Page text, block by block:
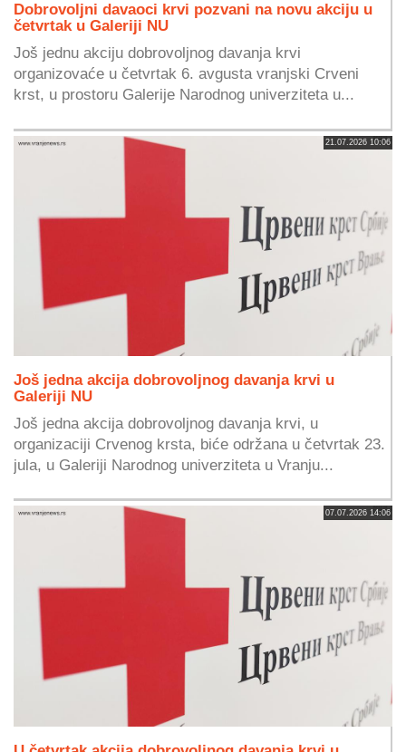
Dobrovoljni davaoci krvi pozvani na novu akciju u
četvrtak u Galeriji NU
Još jednu akciju dobrovoljnog davanja krvi
organizovaće u četvrtak 6. avgusta vranjski Crveni
krst, u prostoru Galerije Narodnog univerziteta u...
21.07.2026 10:06
Još jedna akcija dobrovoljnog davanja krvi u
Galeriji NU
Još jedna akcija dobrovoljnog davanja krvi, u
organizaciji Crvenog krsta, biće održana u četvrtak 23.
jula, u Galeriji Narodnog univerziteta u Vranju...
07.07.2026 14:06